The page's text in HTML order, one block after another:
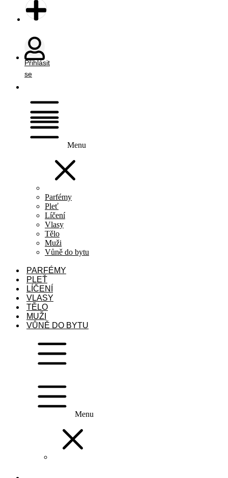
Přihlásit
se
Menu
Parfémy
Pleť
Líčení
Vlasy
Tělo
Muži
Vůně do bytu
PARFÉMY
PLEŤ
LÍČENÍ
VLASY
TĚLO
MUŽI
VŮNĚ DO BYTU
Menu